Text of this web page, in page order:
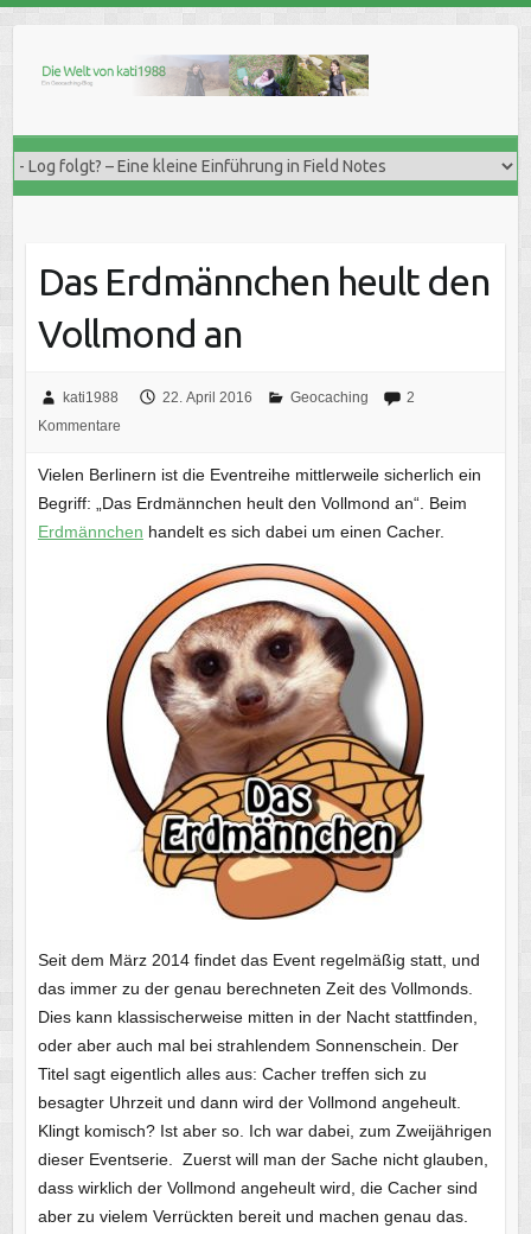
content
Das Erdmännchen heult den
Vollmond an
kati1988 22. April 2016 Geocaching
2
Kommentare
Vielen Berlinern ist die Eventreihe mittlerweile sicherlich ein
Begriff: „Das Erdmännchen heult den Vollmond an“. Beim
Erdmännchen handelt es sich dabei um einen Cacher.
Seit dem März 2014 findet das Event regelmäßig statt, und
das immer zu der genau berechneten Zeit des Vollmonds.
Dies kann klassischerweise mitten in der Nacht stattfinden,
oder aber auch mal bei strahlendem Sonnenschein. Der
Titel sagt eigentlich alles aus: Cacher treffen sich zu
besagter Uhrzeit und dann wird der Vollmond angeheult.
Klingt komisch? Ist aber so. Ich war dabei, zum Zweijährigen
dieser Eventserie. Zuerst will man der Sache nicht glauben,
dass wirklich der Vollmond angeheult wird, die Cacher sind
aber zu vielem Verrückten bereit und machen genau das.